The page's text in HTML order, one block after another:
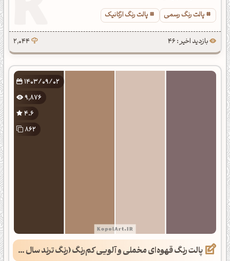
پالت رنگ رسمی
پالت رنگ ارگانیک
بازدید اخیر : 46 2,044
1403/09/02
9,876
4.6
862
پالت رنگ قهوه‌ای مخملی و آلویی کم‌رنگ (رنگ ترند سال 2025)